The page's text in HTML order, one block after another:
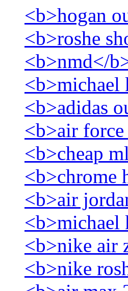
<b>hogan
<b>roshe
<b>nmd</
<b>michael
<b>adidas
<b>air
<b>cheap
<b>chrome
<b>air
<b>michael
<b>nike air
<b>nike